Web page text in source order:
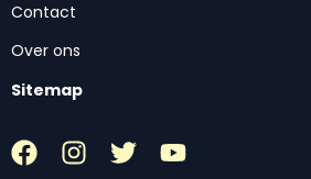
Contact
Over ons
Sitemap